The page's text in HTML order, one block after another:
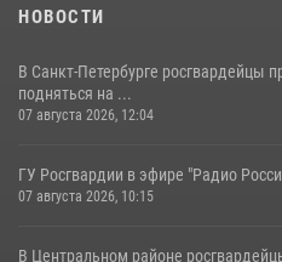
НОВОСТИ
В Санкт-Петербурге росгвардейцы
подняться на ...
07 августа 2026, 12:04
ГУ Росгвардии в эфире "Радио
07 августа 2026, 10:15
В Центральном районе